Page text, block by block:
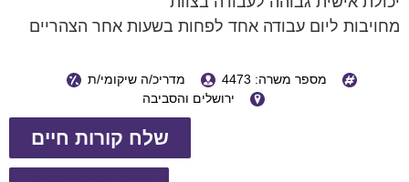
מחויבות ליום עבודה אחד לפחות בשעות אחר הצהריים
מספר משרה: 4473
מדריכ/ה שיקומי/ת
ירושלים והסביבה
שלח קורות חיים